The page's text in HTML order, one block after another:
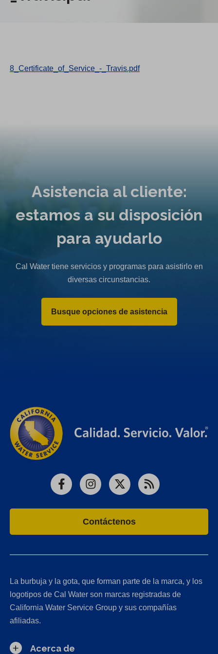
8_Certificate_of_Service_-_Travis.pdf
Asistencia al cliente:
estamos a su disposición
para ayudarlo
Cal Water tiene servicios y programas para asistirlo en
diversas circunstancias.
Busque opciones de asistencia
FacebookInstagram
X RSS
Contáctenos
La burbuja y la gota, que forman parte de la marca, y los
logotipos de Cal Water son marcas registradas de
California Water Service Group y sus compañías
afiliadas.
Acerca de